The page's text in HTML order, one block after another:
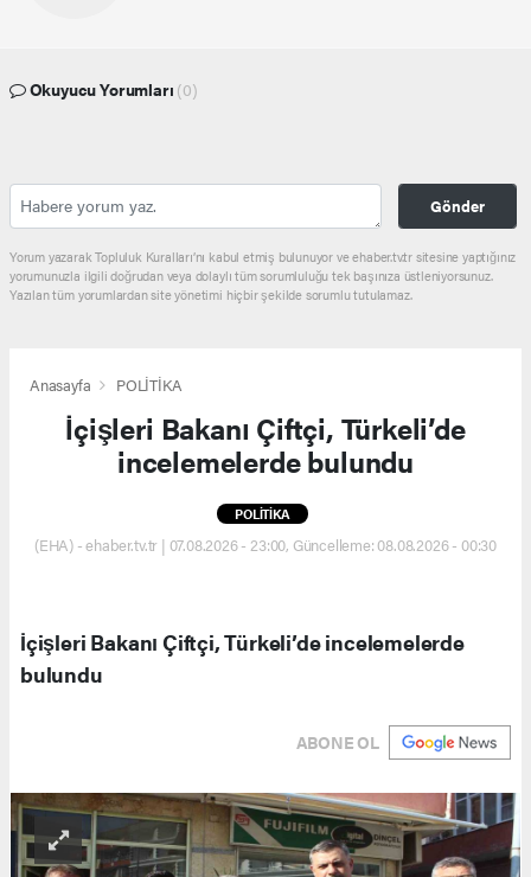
Okuyucu Yorumları (0)
Gönder
Yorum yazarak Topluluk Kuralları’nı kabul etmiş bulunuyor ve ehaber.tv.tr sitesine yaptığınız
yorumunuzla ilgili doğrudan veya dolaylı tüm sorumluluğu tek başınıza üstleniyorsunuz.
Yazılan tüm yorumlardan site yönetimi hiçbir şekilde sorumlu tutulamaz.
Anasayfa POLİTİKA
İçişleri Bakanı Çiftçi, Türkeli’de
incelemelerde bulundu
POLİTİKA
(EHA) - ehaber.tv.tr | 07.08.2026 - 23:00, Güncelleme: 08.08.2026 - 00:30
İçişleri Bakanı Çiftçi, Türkeli’de incelemelerde
bulundu
ABONE OL